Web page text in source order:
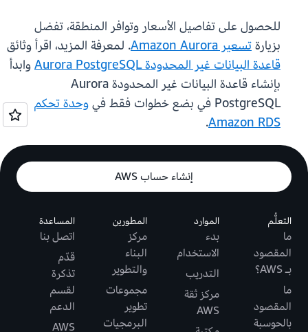
للحصول على تفاصيل الأسعار وتوافر المنطقة، تفضل
بزيارةتسعير Amazon Aurora
. لمعرفة المزيد، اقرأ وثائق
قاعدة البيانات غير المحدودة Aurora PostgreSQL
وابدأ
بإنشاء قاعدة البيانات غير المحدودة Aurora
PostgreSQL في بضع خطوات فقط في
وحدة تحكم
Amazon RDS
.
إنشاء حساب AWS
التعلُّم
ما
المقصود
بـ AWS؟
ما
المقصود
بالحوسبة
الموارد
بدء
الاستخدام
التدريب
مركز ثقة
AWS
المطورين
مركز
البناء
والتطوير
مجموعات
تطوير
البرمجيات
المساعدة
اتصل بنا
قدّم
تذكرة
لقسم
الدعم
AWS